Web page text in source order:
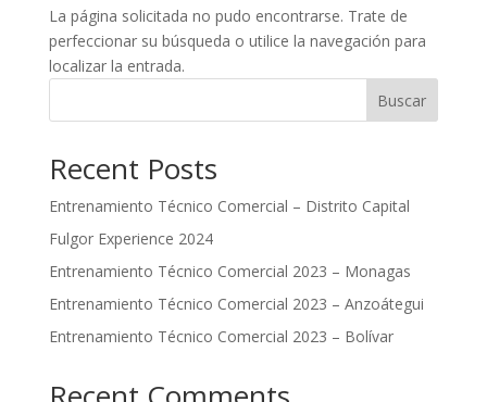
La página solicitada no pudo encontrarse. Trate de
perfeccionar su búsqueda o utilice la navegación para
localizar la entrada.
Buscar
Recent Posts
Entrenamiento Técnico Comercial – Distrito Capital
Fulgor Experience 2024
Entrenamiento Técnico Comercial 2023 – Monagas
Entrenamiento Técnico Comercial 2023 – Anzoátegui
Entrenamiento Técnico Comercial 2023 – Bolívar